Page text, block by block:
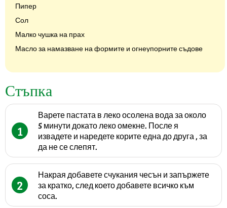
Пипер
Сол
Малко чушка на прах
Масло за намазване на формите и огнеупорните съдове
Стъпка
1
Варете пастата в леко осолена вода за около
5 минути докато леко омекне. После я
извадете и наредете корите една до друга , за
да не се слепят.
2
Накрая добавете счукания чесън и запържете
за кратко, след което добавете всичко към
соса.